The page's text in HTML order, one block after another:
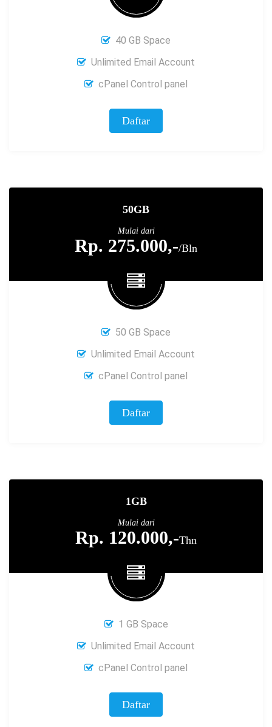
40 GB Space
Unlimited Email Account
cPanel Control panel
Daftar
50GB
Mulai dari
Rp. 275.000,-/Bln
50 GB Space
Unlimited Email Account
cPanel Control panel
Daftar
1GB
Mulai dari
Rp. 120.000,-Thn
1 GB Space
Unlimited Email Account
cPanel Control panel
Daftar